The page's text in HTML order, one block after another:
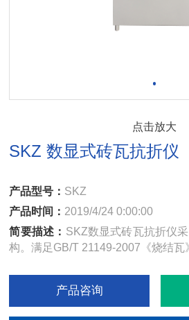
点击放大
SKZ 数显式砖瓦抗折仪
产品型号： SKZ
产品时间： 2019/4/24 0:00:00
简要描述： SKZ数显式砖瓦抗折仪
构。满足GB/T 21149-2007《烧结瓦
产品咨询